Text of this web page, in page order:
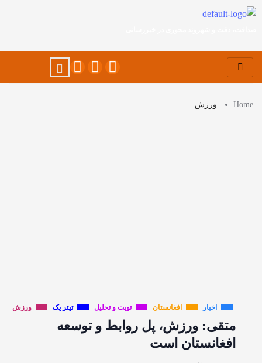
Home ورزش
اخبار افغانستان تویت و تحلیل تیتر یک ورزش
متقی: ورزش، پل روابط و توسعه
افغانستان است